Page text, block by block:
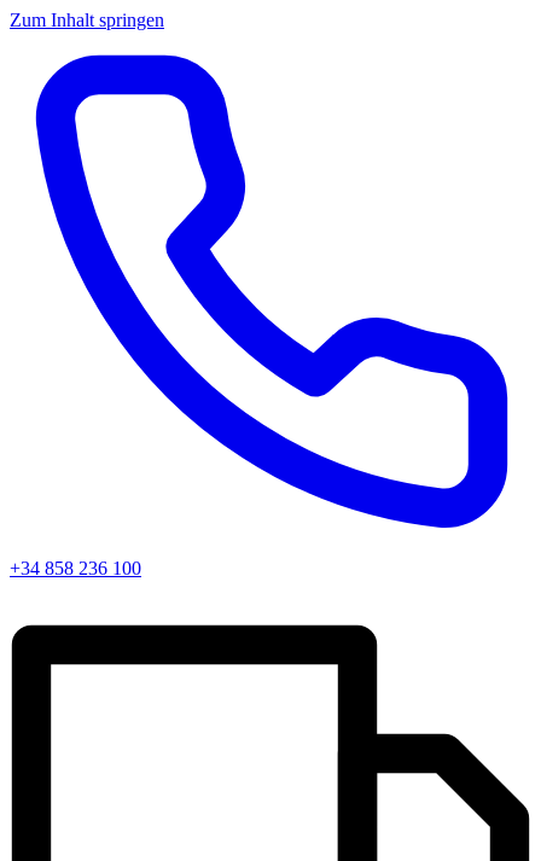
Zum Inhalt springen
+34 858 236 100